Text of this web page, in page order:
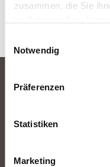
zusammen, die Sie
Notwendig
Präferenzen
Statistiken
Marketing